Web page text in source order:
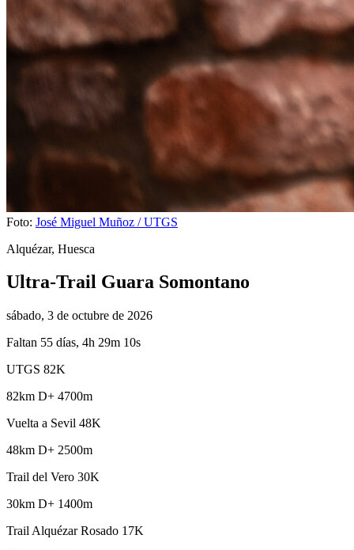
Foto: José Miguel Muñoz / UTGS
Alquézar, Huesca
Ultra-Trail Guara Somontano
sábado, 3 de octubre de 2026
Faltan 55 días, 4h 29m 8s
UTGS 82K
82km D+ 4700m
Vuelta a Sevil 48K
48km D+ 2500m
Trail del Vero 30K
30km D+ 1400m
Trail Alquézar Rosado 17K